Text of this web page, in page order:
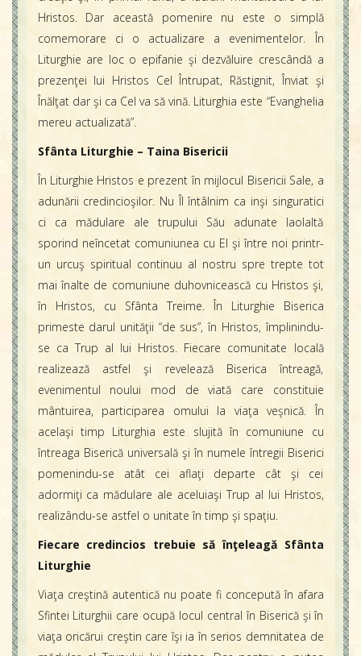
Hristos. Dar această pomenire nu este o simplă
comemorare ci o actualizare a evenimentelor. În
Liturghie are loc o epifanie şi dezvăluire crescândă a
prezenţei lui Hristos Cel Întrupat, Răstignit, Înviat şi
Înălţat dar şi ca Cel va să vină. Liturghia este “Evanghelia
mereu actualizată”.
Sfânta Liturghie – Taina Bisericii
În Liturghie Hristos e prezent în mijlocul Bisericii Sale, a
adunării credincioşilor. Nu Îl întâlnim ca inşi singuratici
ci ca mădulare ale trupului Său adunate laolaltă
sporind neîncetat comuniunea cu El şi între noi printr-
un urcuş spiritual continuu al nostru spre trepte tot
mai înalte de comuniune duhovnicească cu Hristos şi,
în Hristos, cu Sfânta Treime. În Liturghie Biserica
primeste darul unităţii “de sus”, în Hristos, împlinindu-
se ca Trup al lui Hristos. Fiecare comunitate locală
realizează astfel şi revelează Biserica întreagă,
evenimentul noului mod de viată care constituie
mântuirea, participarea omului la viaţa veşnică. În
acelaşi timp Liturghia este slujită în comuniune cu
întreaga Biserică universală şi în numele întregii Biserici
pomenindu-se atât cei aflaţi departe cât şi cei
adormiţi ca mădulare ale aceluiaşi Trup al lui Hristos,
realizându-se astfel o unitate în timp şi spaţiu.
Fiecare credincios trebuie să înţeleagă Sfânta
Liturghie
Viaţa creştină autentică nu poate fi concepută în afara
Sfintei Liturghii care ocupă locul central în Biserică şi în
viaţa oricărui creştin care îşi ia în serios demnitatea de